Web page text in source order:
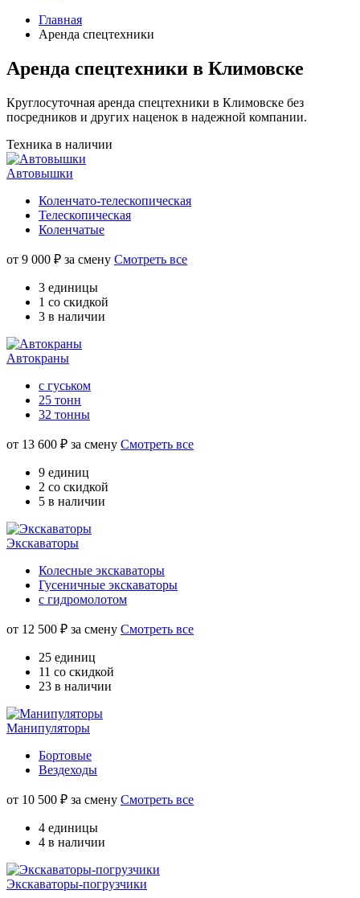
Главная
Аренда спецтехники
Аренда спецтехники в Климовске
Круглосуточная аренда спецтехники в Климовске без
посредников и других наценок в надежной компании.
Техника в наличии
Автовышки
Коленчато-телескопическая
Телескопическая
Коленчатые
от 9 000 ₽ за смену Смотреть все
3 единицы
1 со скидкой
3 в наличии
Автокраны
с гуськом
25 тонн
32 тонны
от 13 600 ₽ за смену Смотреть все
9 единиц
2 со скидкой
5 в наличии
Экскаваторы
Колесные экскаваторы
Гусеничные экскаваторы
с гидромолотом
от 12 500 ₽ за смену Смотреть все
25 единиц
11 со скидкой
23 в наличии
Манипуляторы
Бортовые
Вездеходы
от 10 500 ₽ за смену Смотреть все
4 единицы
4 в наличии
Экскаваторы-погрузчики